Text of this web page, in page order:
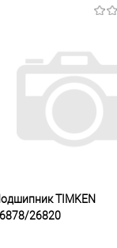
TIMKEN
26820